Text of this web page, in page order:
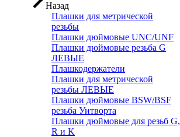
Назад
Плашки для метрической
резьбы
Плашки дюймовые UNC/UNF
Плашки дюймовые резьба G
ЛЕВЫЕ
Плашкодержатели
Плашки для метрической
резьбы ЛЕВЫЕ
Плашки дюймовые BSW/BSF
резьба Уитворта
Плашки дюймовые для резьб G,
R и K